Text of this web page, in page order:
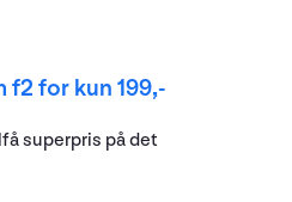
f2 for kun 199,-
superpris på det